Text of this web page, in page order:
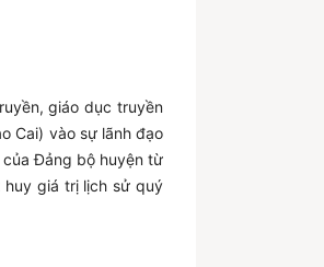
giáo dục truyền
Cai) vào sự lãnh đạo
Đảng bộ huyện từ
giá trị lịch sử quý